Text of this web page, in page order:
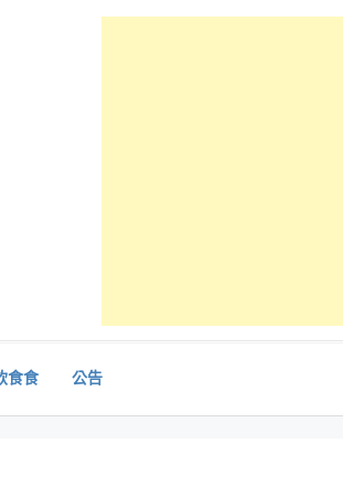
食食 公告